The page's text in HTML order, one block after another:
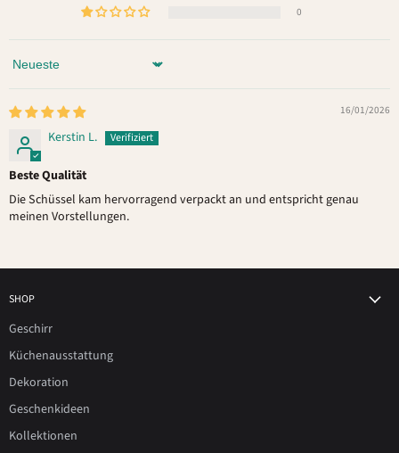
0
Sort by
16/01/2026
Kerstin L.
Beste Qualität
Die Schüssel kam hervorragend verpackt an und entspricht genau
meinen Vorstellungen.
SHOP
Geschirr
Küchenausstattung
Dekoration
Geschenkideen
Kollektionen